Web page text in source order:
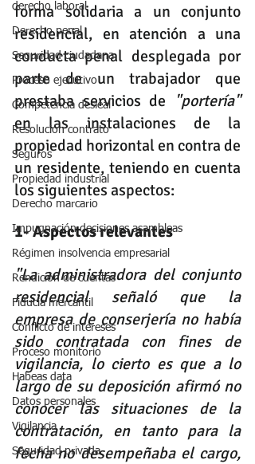
derecho laboral
Derecho penal
Seguridad ciudadana
Proceso ejecutivo
Competencia desleal
Resolución contrato
Seguros
Propiedad industrial
Derecho marcario
Impugnación decisiones asambleas
Régimen insolvencia empresarial
Rendición de cuentas
Fiducia mercantil
Conflicto de intereses
Proceso monitorio
Habeas data
Datos personales
Vigilancia
Seguridad privada
forma solidaria a un conjunto
residencial, en atención a una
conducta penal desplegada por
parte de un trabajador que
prestaba servicios de
"portería"
en las instalaciones de la
propiedad horizontal en contra de
un residente, teniendo en cuenta
los siguientes aspectos:
1- Aspectos relevantes
"La administradora del conjunto
residencial señaló que la
empresa de conserjería no había
sido contratada con fines de
vigilancia, lo cierto es que a lo
largo de su deposición afirmó no
conocer las situaciones de la
contratación, en tanto para la
fecha no desempeñaba el cargo,